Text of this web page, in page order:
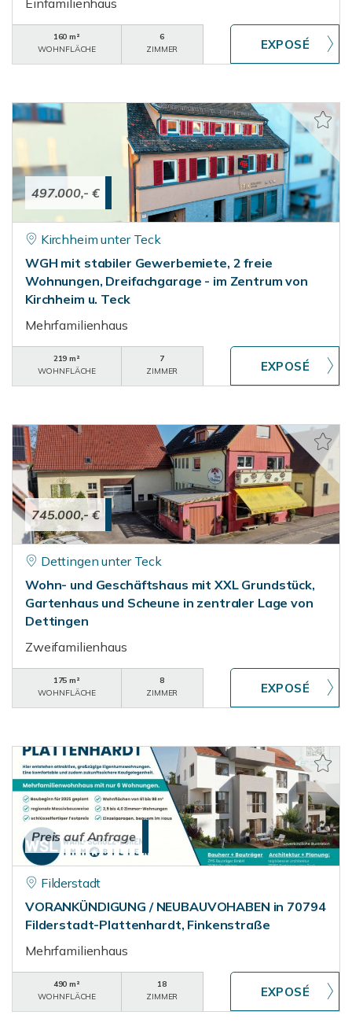
Einfamilienhaus
160 m²
WOHNFLÄCHE
6
ZIMMER
497.000,- €
Kirchheim unter Teck
WGH mit stabiler Gewerbemiete, 2 freie
Wohnungen, Dreifachgarage - im Zentrum von
Kirchheim u. Teck
Mehrfamilienhaus
219 m²
WOHNFLÄCHE
7
ZIMMER
745.000,- €
Dettingen unter Teck
Wohn- und Geschäftshaus mit XXL Grundstück,
Gartenhaus und Scheune in zentraler Lage von
Dettingen
Zweifamilienhaus
175 m²
WOHNFLÄCHE
8
ZIMMER
Preis auf Anfrage
Filderstadt
VORANKÜNDIGUNG / NEUBAUVOHABEN in 70794
Filderstadt-Plattenhardt, Finkenstraße
Mehrfamilienhaus
490 m²
WOHNFLÄCHE
18
ZIMMER